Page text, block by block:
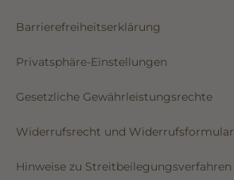
Barrierefreiheitserklärung
Privatsphäre-Einstellungen
Gesetzliche Gewährleistungsrechte
Widerrufsrecht und Widerrufsformular
Hinweise zu Streitbeilegungsverfahren